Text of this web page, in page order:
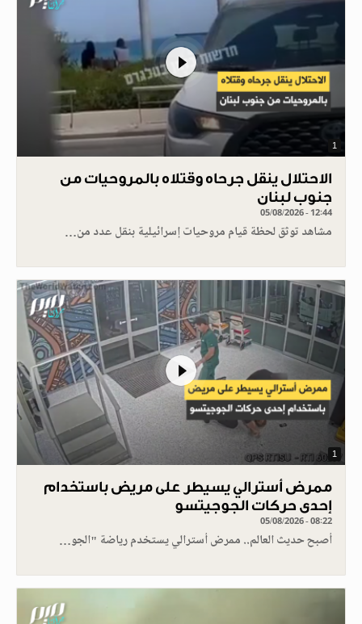
1
الاحتلال ينقل جرحاه وقتلاه بالمروحيات من
جنوب لبنان
05/08/2026 - 12:44
مشاهد توثق لحظة قيام مروحيات إسرائيلية بنقل عدد من…
1
ممرض أسترالي يسيطر على مريض باستخدام
إحدى حركات الجوجيتسو
05/08/2026 - 08:22
أصبح حديث العالم.. ممرض أسترالي يستخدم رياضة "الجو…